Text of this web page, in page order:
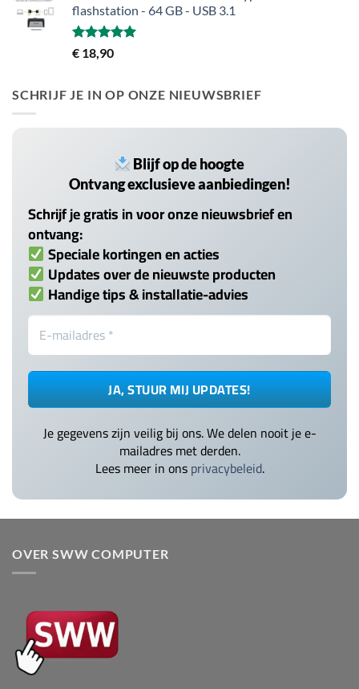
flashstation - 64 GB - USB 3.1
Gewaardeerd
uit 5
€ 18,90
SCHRIJF JE IN OP ONZE NIEUWSBRIEF
Blijf op de hoogte
Ontvang exclusieve aanbiedingen!
Schrijf je gratis in voor onze nieuwsbrief en
ontvang:
Speciale kortingen en acties
Updates over de nieuwste producten
Handige tips & installatie-advies
Je gegevens zijn veilig bij ons. We delen nooit je e-
mailadres met derden.
Lees meer in onsprivacybeleid.
OVER SWW COMPUTER